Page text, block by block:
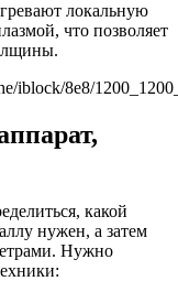
локальную
что позволяет
iblock/8e8/
какой
нужен, а затем
Нужно